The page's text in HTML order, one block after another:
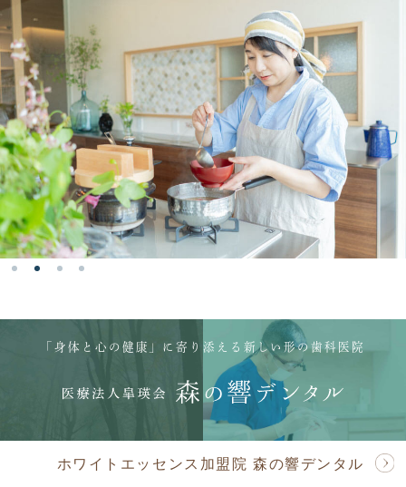
「身体と心の健康」に寄り添える新しい形の歯科医院
ホワイトエッセンス加盟院 森の響デンタル